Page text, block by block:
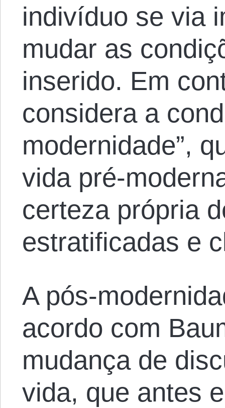
indivíduo se via
mudar as
inserido. Em
considera a
modernidade”,
vida pré-
certeza própria
estratificadas e
A pós-
acordo com
mudança de
vida, que antes